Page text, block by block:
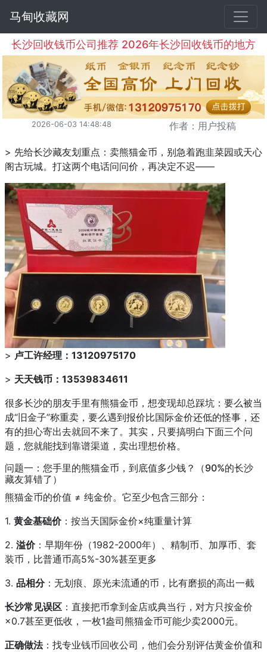
马甸收藏网
长沙回收钱币公司推荐 2026年长沙回收钱币的地方
2026-06-03 14:48:48 作者：用户投稿
> 先给长沙藏友划重点：卖熊猫金币，别急着跑韭菜园或天心
阁古玩城。打这两个电话问问价，再决定不迟——
> 卢工许经理：13120975170
> 天天钱币：13539834611
很多长沙的朋友手里有熊猫金币，想变现却总踩坑：要么被当
成“旧金子”称重卖，要么遇到报价比国际金价还低的怪事，还
有的担心寄出去就回不来了。其实，只要搞明白下面三个问
题，您就能找到靠谱渠道，卖出理想价格。
问题一：您手里的熊猫金币，到底值多少钱？（90%的长沙
藏友算错了）
熊猫金币的价值 ≠ 纯金价。它至少包含三部分：
1. 黄金基础价：按当天国际金价×纯重量计算
2. 溢价：早期年份（1982-2000年）、精制币、加厚币、套
装币，比普通币高5%-30%甚至更多
3. 品相分：无划痕、原光未流通的币，比有磨损的高出一截
长沙常见误区 ：直接把币拿到金店或典当行，对方只按金价
×0.7甚至更低收，一枚1盎司熊猫金币可能少卖2000元。
正确做法：找专业钱币回收公司，他们会分别评估黄金价值和